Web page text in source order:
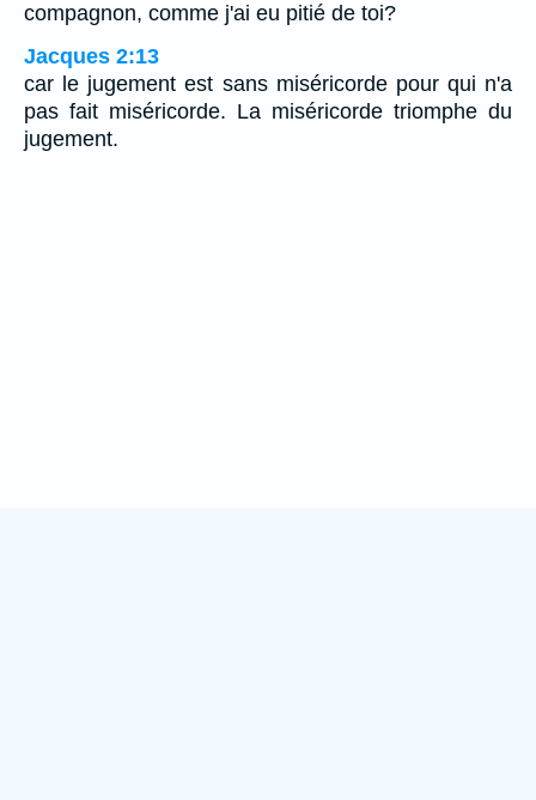
compagnon, comme j'ai eu pitié de toi?
Jacques 2:13
car le jugement est sans miséricorde pour qui n'a
pas fait miséricorde. La miséricorde triomphe du
jugement.